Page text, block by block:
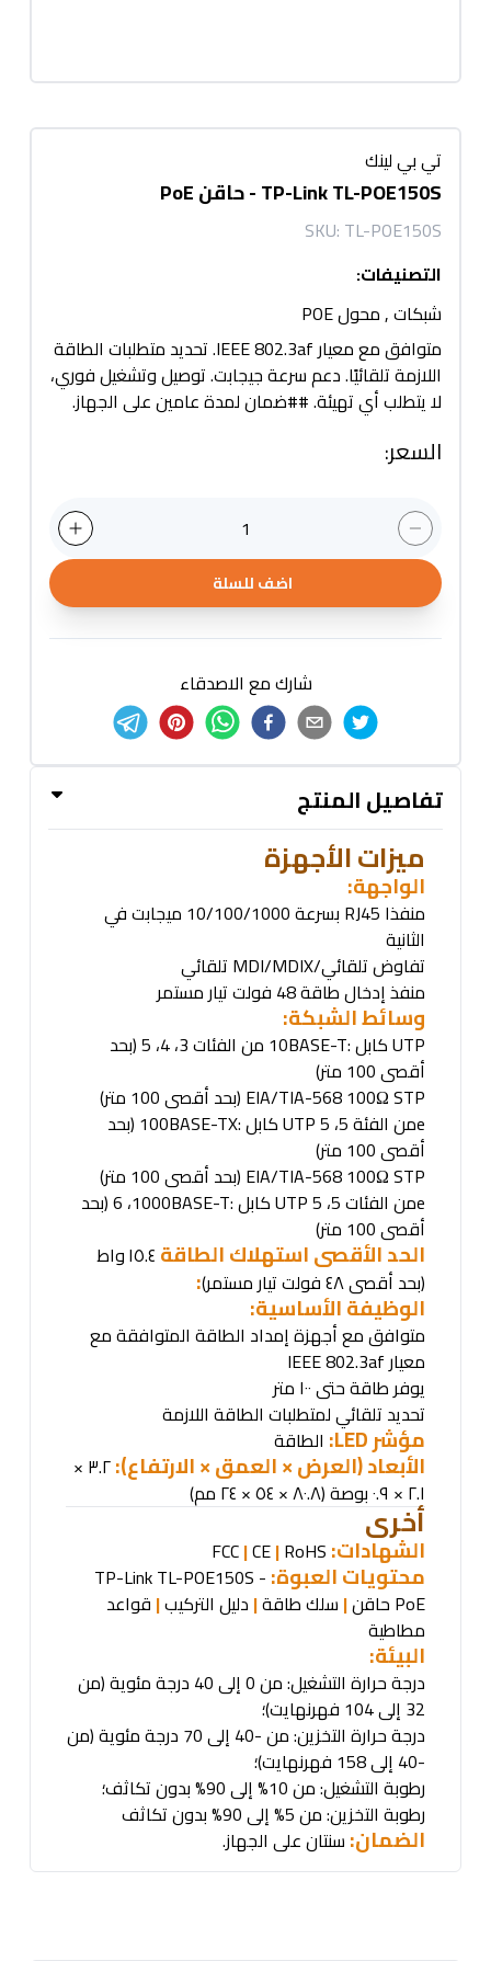
تي بي لينك
TP-Link TL-POE150S - حاقن PoE
SKU: TL-POE150S
التصنيفات:
شبكات,محول POE
متوافق مع معيار IEEE 802.3af. تحديد متطلبات الطاقة
اللازمة تلقائيًا. دعم سرعة جيجابت. توصيل وتشغيل فوري،
لا يتطلب أي تهيئة. ##ضمان لمدة عامين على الجهاز.
السعر:
1
اضف للسلة
شارك مع الاصدقاء
تفاصيل المنتج
ميزات الأجهزة
الواجهة:
منفذا
بسرعة 10/100/1000 ميجابت في
الثانية
تفاوض تلقائي/MDI/MDIX
تلقائي
منفذ إدخال طاقة 48 فولت تيار مستمر
وسائط الشبكة:
10BASE-T:كابلUTP
من الفئات 3، 4، 5 (بحد
أقصى 100 متر)
EIA/TIA-568 100Ω STP ( بحد أقصى 100 متر
)
100BASE-TX:كابلUTP من الفئة 5، 5e (
بحد
أقصى 100 متر
)
EIA/TIA-568 100Ω STP ( بحد أقصى 100 متر
)
1000BASE-T:كابلUTP من الفئات 5، 5e ، 6 (بحد
أقصى 100 متر)
الحد الأقصى استهلاك الطاقة ١٥.٤واط
(بحد أقصى ٤٨ فولت تيار مستمر)
:
الوظيفة الأساسية:
متوافق مع أجهزة إمداد الطاقة المتوافقة مع
معيارIEEE 802.3af
يوفر طاقة حتى ١٠٠ متر
تحديد تلقائي لمتطلبات الطاقة اللازمة
مؤشرLED: الطاقة
الأبعاد (العرض × العمق × الارتفاع):
٣.٢ ×
٢.١ × ٠.٩ بوصة (٨٠.٨ × ٥٤ × ٢٤ مم)
أخرى
الشهادات:
|CE|RoHS
محتويات العبوة:
TP-Link TL-POE150S -
حاقن PoE
| سلك طاقة| دليل التركيب| قواعد
مطاطية
البيئة:
درجة حرارة التشغيل: من 0 إلى 40 درجة مئوية (من
32 إلى 104 فهرنهايت)؛
درجة حرارة التخزين: من -40 إلى 70 درجة مئوية (من
-40 إلى 158 فهرنهايت)؛
رطوبة التشغيل: من 10% إلى 90% بدون تكاثف؛
رطوبة التخزين: من 5% إلى 90% بدون تكاثف
الضمان: سنتان على الجهاز.